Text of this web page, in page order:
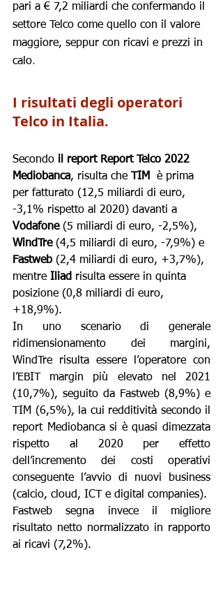
pari a € 7,2 miliardi che confermando il
settore Telco come quello con il valore
maggiore, seppur con ricavi e prezzi in
calo.
I risultati degli operatori
Telco in Italia.
Secondo il report Report Telco 2022
Mediobanca, risulta che TIM è prima
per fatturato (12,5 miliardi di euro,
-3,1% rispetto al 2020) davanti a
Vodafone (5 miliardi di euro, -2,5%),
WindTre (4,5 miliardi di euro, -7,9%) e
Fastweb (2,4 miliardi di euro, +3,7%),
mentre Iliad risulta essere in quinta
posizione (0,8 miliardi di euro,
+18,9%).
In uno scenario di generale
ridimensionamento dei margini,
WindTre risulta essere l’operatore con
l’EBIT margin più elevato nel 2021
(10,7%), seguito da Fastweb (8,9%) e
TIM (6,5%), la cui redditività secondo il
report Mediobanca si è quasi dimezzata
rispetto al 2020 per effetto
dell’incremento dei costi operativi
conseguente l’avvio di nuovi business
(calcio, cloud, ICT e digital companies).
Fastweb segna invece il migliore
risultato netto normalizzato in rapporto
ai ricavi (7,2%).